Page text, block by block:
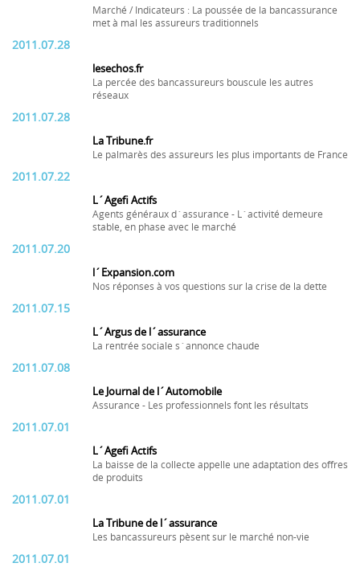
Marché / Indicateurs : La poussée de la bancassurance
met à mal les assureurs traditionnels
2011.07.28
lesechos.fr
La percée des bancassureurs bouscule les autres
réseaux
2011.07.28
La Tribune.fr
Le palmarès des assureurs les plus importants de France
2011.07.22
L´Agefi Actifs
Agents généraux d´assurance - L´activité demeure
stable, en phase avec le marché
2011.07.20
l´Expansion.com
Nos réponses à vos questions sur la crise de la dette
2011.07.15
L´Argus de l´assurance
La rentrée sociale s´annonce chaude
2011.07.08
Le Journal de l´Automobile
Assurance - Les professionnels font les résultats
2011.07.01
L´Agefi Actifs
La baisse de la collecte appelle une adaptation des offres
de produits
2011.07.01
La Tribune de l´assurance
Les bancassureurs pèsent sur le marché non-vie
2011.07.01